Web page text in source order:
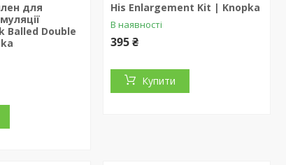
для
Balled Double
His Enlargement Kit | Knopka
В наявності
395 ₴
Купити